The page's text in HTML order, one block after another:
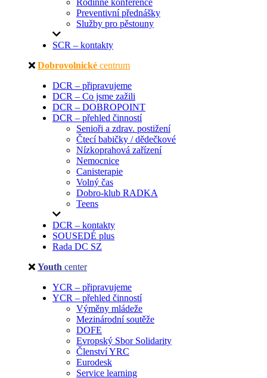
Preventivní přednášky
Služby pro pěstouny
SCR – kontakty
Dobrovolnické centrum
DCR – připravujeme
DCR – Co jsme zažili
DCR – DOBROPOINT
DCR – přehled činností
Senioři a zdrav. postižení
Čtecí babičky / dědečkové
Nízkoprahová zařízení
Nemocnice
Canisterapie
Volný čas
Dobro-klub RADKA
Teens
DCR – kontakty
SOUSEDÉ plus
Rada DC SZ
Youth center
YCR – připravujeme
YCR – přehled činností
Výměny mládeže
Mezinárodní soutěže
DOFE
Evropský Sbor Solidarity
Členství YRC
Eurodesk
Service learning